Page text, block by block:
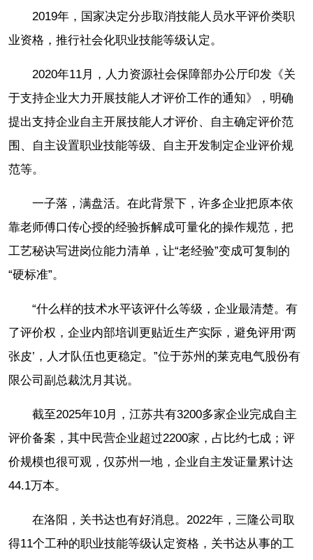
2019年，国家决定分步取消技能人员水平评价类职
业资格，推行社会化职业技能等级认定。
2020年11月，人力资源社会保障部办公厅印发《关
于支持企业大力开展技能人才评价工作的通知》，明确
提出支持企业自主开展技能人才评价、自主确定评价范
围、自主设置职业技能等级、自主开发制定企业评价规
范等。
一子落，满盘活。在此背景下，许多企业把原本依
靠老师傅口传心授的经验拆解成可量化的操作规范，把
工艺秘诀写进岗位能力清单，让“老经验”变成可复制的
“硬标准”。
“什么样的技术水平该评什么等级，企业最清楚。有
了评价权，企业内部培训更贴近生产实际，避免评用‘两
张皮’，人才队伍也更稳定。”位于苏州的莱克电气股份有
限公司副总裁沈月其说。
截至2025年10月，江苏共有3200多家企业完成自主
评价备案，其中民营企业超过2200家，占比约七成；评
价规模也很可观，仅苏州一地，企业自主发证量累计达
44.1万本。
在洛阳，关书达也有好消息。2022年，三隆公司取
得11个工种的职业技能等级认定资格，关书达从事的工